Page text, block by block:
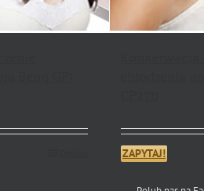
ZAPYTAJ!